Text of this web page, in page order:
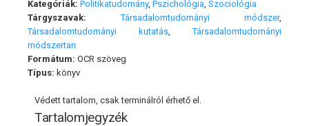
Kategóriák: Politikatudomány, Pszichológia Szociológia
Tárgyszavak:
Társadalomtudományi módszer,
Társadalomtudományi kutatás ,Társadalomtudományi
módszertan
Formátum: OCR szöveg
Típus: könyv
Védett tartalom, csak terminálról érhető el.
Tartalomjegyzék